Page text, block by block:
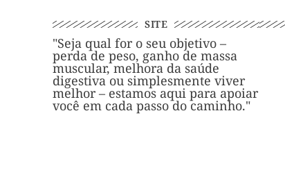
SITE
"Seja qual for o seu objetivo –
perda de peso, ganho de massa
muscular, melhora da saúde
digestiva ou simplesmente viver
melhor – estamos aqui para apoiar
você em cada passo do caminho."